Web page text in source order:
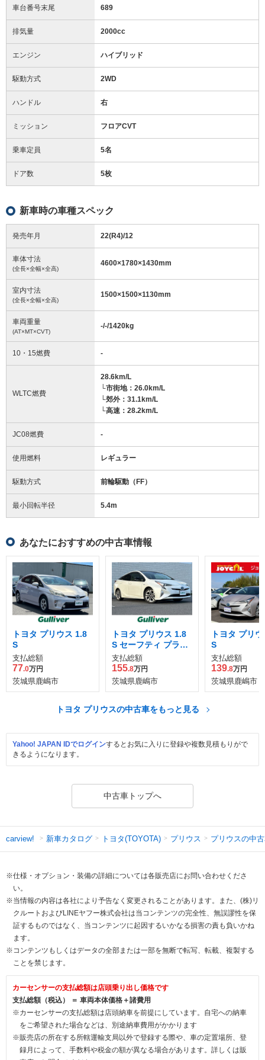
車台番号末尾 689
排気量 2000cc
エンジン ハイブリッド
駆動方式 2WD
ハンドル 右
ミッション フロアCVT
乗車定員 5名
ドア数 5枚
新車時の車種スペック
発売年月 22(R4)/12
車体寸法
(全長×全幅×全高)
4600×1780×1430mm
室内寸法
(全長×全幅×全高)
1500×1500×1130mm
車両重量
(AT×MT×CVT)
-/-/1420kg
10・15燃費 -
WLTC燃費
28.6km/L
└市街地：26.0km/L
└郊外：31.1km/L
└高速：28.2km/L
JC08燃費 -
使用燃料 レギュラー
駆動方式 前輪駆動（FF）
最小回転半径 5.4m
あなたにおすすめの中古車情報
トヨタ プリウス 1.8
S
支払総額
77.0万円
茨城県鹿嶋市
トヨタ プリウス 1.8
S セーフティ プラス
ツートーン
支払総額
155.8万円
茨城県鹿嶋市
トヨタ プリ
S
支払総額
139.8万円
茨城県鹿嶋市
トヨタ プリウスの中古車をもっと見る
Yahoo! JAPAN IDでログインするとお気に入りに登録や複数見積もりがで
きるようになります。
中古車トップへ
carview! 新車カタログ トヨタ(TOYOTA) プリウス プリウスの中
※仕様・オプション・装備の詳細については各販売店にお問い合わせくださ
い。
※当情報の内容は各社により予告なく変更されることがあります。また、(株)リ
クルートおよびLINEヤフー株式会社は当コンテンツの完全性、無誤謬性を保
証するものではなく、当コンテンツに起因するいかなる損害の責も負いかね
ます。
※コンテンツもしくはデータの全部または一部を無断で転写、転載、複製する
ことを禁じます。
カーセンサーの支払総額は店頭乗り出し価格です
支払総額（税込） ＝ 車両本体価格＋諸費用
※カーセンサーの支払総額は店頭納車を前提にしています。自宅への納車
をご希望された場合などは、別途納車費用がかかります
※販売店の所在する所轄運輸支局以外で登録する際や、車の定置場所、登
録月によって、手数料や税金の額が異なる場合があります。詳しくは販